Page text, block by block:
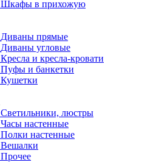
Шкафы в прихожую
Диваны прямые
Диваны угловые
Кресла и кресла-кровати
Пуфы и банкетки
Кушетки
Светильники, люстры
Часы настенные
Полки настенные
Вешалки
Прочее